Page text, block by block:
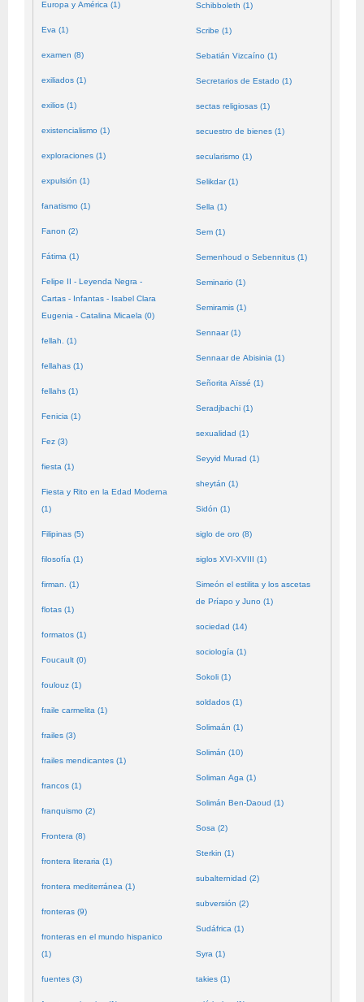
Europa y América (1)
Eva (1)
examen (8)
exiliados (1)
exilios (1)
existencialismo (1)
exploraciones (1)
expulsión (1)
fanatismo (1)
Fanon (2)
Fátima (1)
Felipe II - Leyenda Negra -
Cartas - Infantas - Isabel Clara
Eugenia - Catalina Micaela (0)
fellah. (1)
fellahas (1)
fellahs (1)
Fenicia (1)
Fez (3)
fiesta (1)
Fiesta y Rito en la Edad Moderna
(1)
Filipinas (5)
filosofía (1)
firman. (1)
flotas (1)
formatos (1)
Foucault (0)
foulouz (1)
fraile carmelita (1)
frailes (3)
frailes mendicantes (1)
francos (1)
franquismo (2)
Frontera (8)
frontera literaria (1)
frontera mediterránea (1)
fronteras (9)
fronteras en el mundo hispanico
(1)
fuentes (3)
Schibboleth (1)
Scribe (1)
Sebatián Vizcaíno (1)
Secretarios de Estado (1)
sectas religiosas (1)
secuestro de bienes (1)
secularismo (1)
Selikdar (1)
Sella (1)
Sem (1)
Semenhoud o Sebennitus (1)
Seminario (1)
Semiramis (1)
Sennaar (1)
Sennaar de Abisinia (1)
Señorita Aïssé (1)
Seradjbachi (1)
sexualidad (1)
Seyyid Murad (1)
sheytán (1)
Sidón (1)
siglo de oro (8)
siglos XVI-XVIII (1)
Simeón el estilita y los ascetas
de Príapo y Juno (1)
sociedad (14)
sociología (1)
Sokoli (1)
soldados (1)
Solimaán (1)
Solimán (10)
Soliman Aga (1)
Solimán Ben-Daoud (1)
Sosa (2)
Sterkin (1)
subalternidad (2)
subversión (2)
Sudáfrica (1)
Syra (1)
takies (1)